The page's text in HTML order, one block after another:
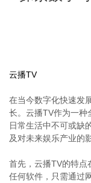
云播TV
在当今数字化快速发
长。云播TV作为一种
日常生活中不可或缺
及对未来娱乐产业的
首先，云播TV的特点
任何软件，只需通过